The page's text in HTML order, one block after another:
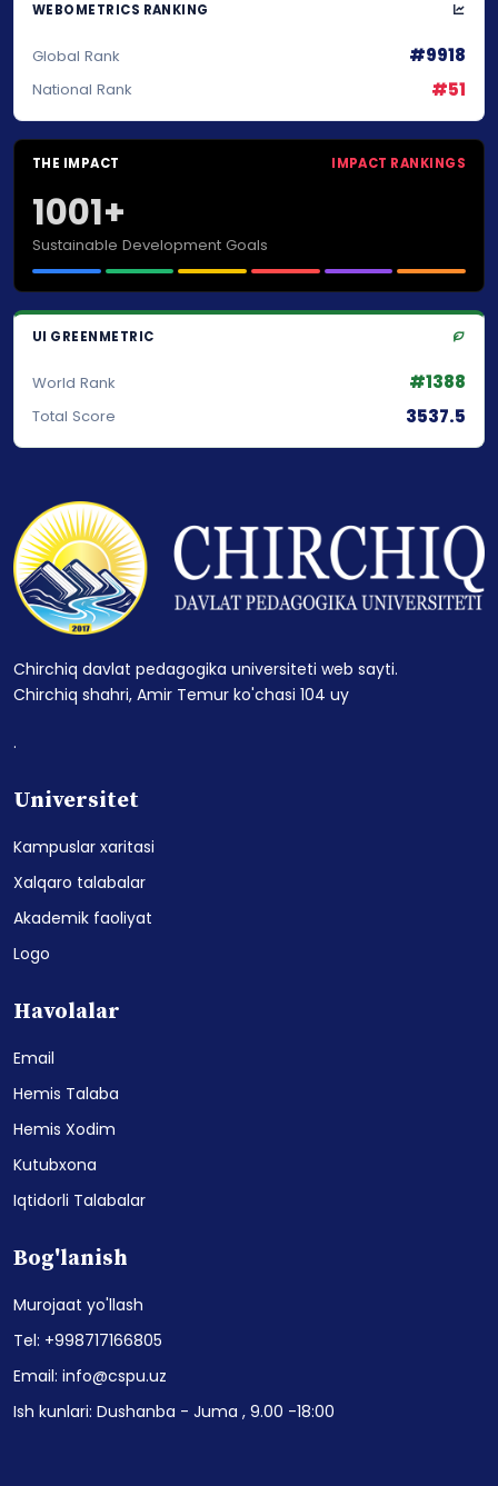
WEBOMETRICS RANKING
Global Rank #9918
National Rank #51
THE IMPACT IMPACT RANKINGS
1001+
Sustainable Development Goals
UI GREENMETRIC
World Rank #1388
Total Score 3537.5
Chirchiq davlat pedagogika universiteti web sayti.
Chirchiq shahri, Amir Temur ko'chasi 104 uy
.
Universitet
Kampuslar xaritasi
Xalqaro talabalar
Akademik faoliyat
Logo
Havolalar
Email
Hemis Talaba
Hemis Xodim
Kutubxona
Iqtidorli Talabalar
Bog'lanish
Murojaat yo'llash
Tel: +998717166805
Email: info@cspu.uz
Ish kunlari: Dushanba - Juma , 9.00 -18:00